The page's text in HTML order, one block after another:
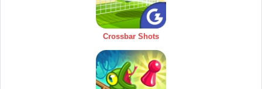
Crossbar Shots